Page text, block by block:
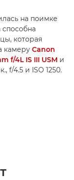
на поимке
которая
камеру Canon
f/4L IS III USM и
f/4.5 и ISO 1250.